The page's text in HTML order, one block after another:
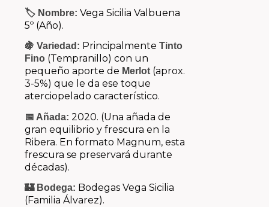
🏷️ Nombre: Vega Sicilia Valbuena
5º (Año).
🍇 Variedad: Principalmente Tinto
Fino(Tempranillo) con un
pequeño aporte de Merlot(aprox.
3-5%) que le da ese toque
aterciopelado característico.
📅 Añada: 2020. (Una añada de
gran equilibrio y frescura en la
Ribera. En formato Magnum, esta
frescura se preservará durante
décadas).
🏰 Bodega: Bodegas Vega Sicilia
(Familia Álvarez).